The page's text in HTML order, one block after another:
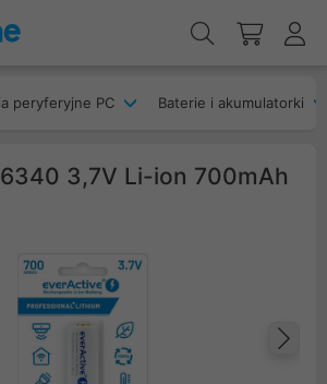
peryferyjne PC Baterie i akumulatorki
3,7V Li-ion 700mAh